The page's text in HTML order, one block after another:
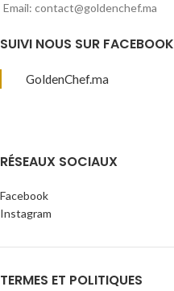
Email: contact@goldenchef.ma
SUIVI NOUS SUR FACEBOOK
GoldenChef.ma
RÉSEAUX SOCIAUX
Facebook
Instagram
TERMES ET POLITIQUES